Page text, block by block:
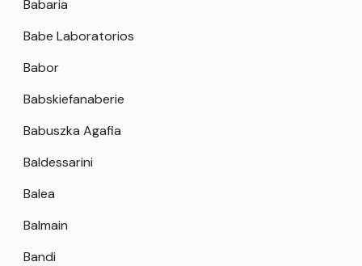
Babaria
Babe Laboratorios
Babor
Babskiefanaberie
Babuszka Agafia
Baldessarini
Balea
Balmain
Bandi